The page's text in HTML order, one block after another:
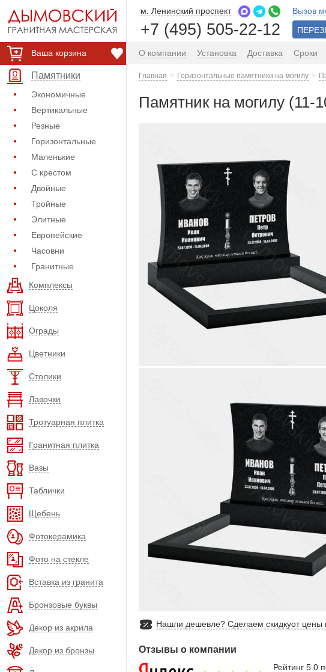
Ваша корзина
Памятники
Экономичные
Вертикальные
Резные
Горизонтальные
Маленькие
С крестом
Двойные
Тройные
Элитные
Европейские
Часовни
Гранитные
Комплексы
Цоколя
Ограды
Цветники
Столики
Лавочки
Тротуарная плитка
Гранитная плитка
Вазы
Таблички
Щебень
Фотокерамика
Фото на стекле
Вставка из гранита
Бронзовые буквы
Декор из акрила
Декор из бронзы
м. Ленинский проспект
+7 (495) 505-22-12
Вызов
О компании Установка Доставка Сроки
Главная Горизонтальные памятники на могилу
Памятник на могилу (11-
Нашли дешевле? Сделаем скидкуот цены
Отзывы о компании
Рейтинг 5.0